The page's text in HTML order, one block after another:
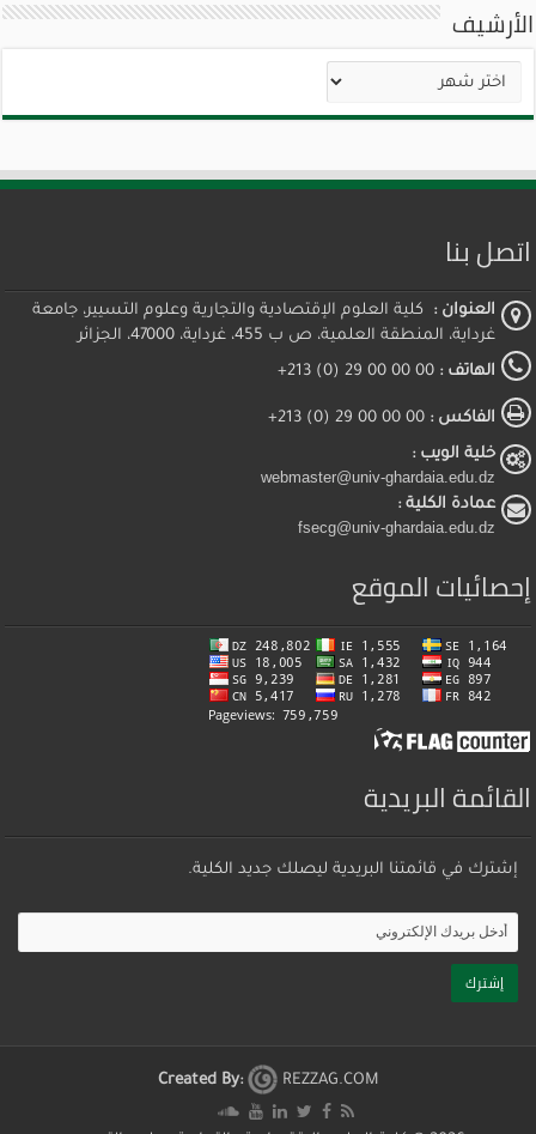
الأرشيف
الأرشيف
اتصل بنا
العنوان : كلية العلوم الإقتصادية والتجارية وعلوم التسيير، جامعة
غرداية، المنطقة العلمية، ص ب 455، غرداية، 47000، الجزائر
الهاتف : 00 00 00 29 (0) 213+
الفاكس : 00 00 00 29 (0) 213+
خلية الويب :
webmaster@univ-ghardaia.edu.dz
عمادة الكلية :
fsecg@univ-ghardaia.edu.dz
إحصائيات الموقع
القائمة البريدية
إشترك في قائمتنا البريدية ليصلك جديد الكلية.
Created By: REZZAG.COM